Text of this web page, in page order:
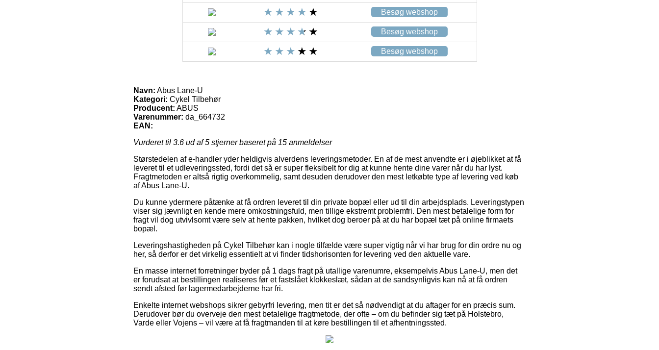
Besøg webshop
Besøg webshop
Besøg webshop
Navn: Abus Lane-U
Kategori: Cykel Tilbehør
Producent: ABUS
Varenummer: da_664732
EAN:
Vurderet til 3.6 ud af 5 stjerner baseret på 15 anmeldelser
Størstedelen af e-handler yder heldigvis alverdens leveringsmetoder. En af de mest anvendte er i øjeblikket at få
leveret til et udleveringssted, fordi det så er super fleksibelt for dig at kunne hente dine varer når du har lyst.
Fragtmetoden er altså rigtig overkommelig, samt desuden derudover den mest letkøbte type af levering ved køb
af Abus Lane-U.
Du kunne ydermere påtænke at få ordren leveret til din private bopæl eller ud til din arbejdsplads. Leveringstypen
viser sig jævnligt en kende mere omkostningsfuld, men tillige ekstremt problemfri. Den mest betalelige form for
fragt vil dog utvivlsomt være selv at hente pakken, hvilket dog beroer på at du har bopæl tæt på online firmaets
bopæl.
Leveringshastigheden på Cykel Tilbehør kan i nogle tilfælde være super vigtig når vi har brug for din ordre nu og
her, så derfor er det virkelig essentielt at vi finder tidshorisonten for levering ved den aktuelle vare.
En masse internet forretninger byder på 1 dags fragt på utallige varenumre, eksempelvis Abus Lane-U, men det
er forudsat at bestillingen realiseres før et fastslået klokkeslæt, sådan at de sandsynligvis kan nå at få ordren
sendt afsted før lagermedarbejderne har fri.
Enkelte internet webshops sikrer gebyrfri levering, men tit er det så nødvendigt at du aftager for en præcis sum.
Derudover bør du overveje den mest betalelige fragtmetode, der ofte – om du befinder sig tæt på Holstebro,
Varde eller Vojens – vil være at få fragtmanden til at køre bestillingen til et afhentningssted.